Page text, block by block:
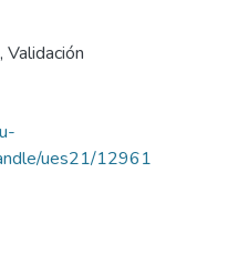
, Validación
ues21/12961